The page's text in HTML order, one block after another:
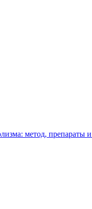
метод, препараты